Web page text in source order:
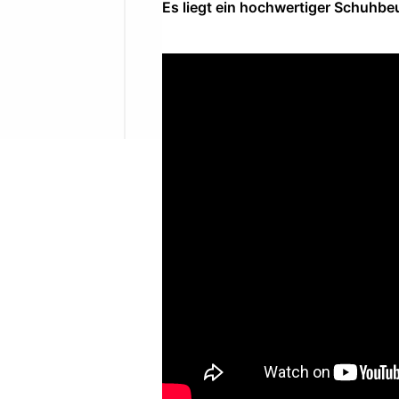
Es liegt ein hochwertiger